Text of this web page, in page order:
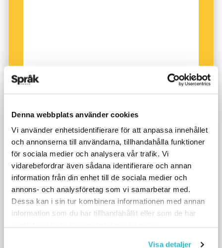
Denna webbplats använder cookies
Vi använder enhetsidentifierare för att anpassa innehållet
och annonserna till användarna, tillhandahålla funktioner
för sociala medier och analysera vår trafik. Vi
vidarebefordrar även sådana identifierare och annan
information från din enhet till de sociala medier och
annons- och analysföretag som vi samarbetar med.
Dessa kan i sin tur kombinera informationen med annan
information som du har tillhandahållit eller som de har
Visa detaljer